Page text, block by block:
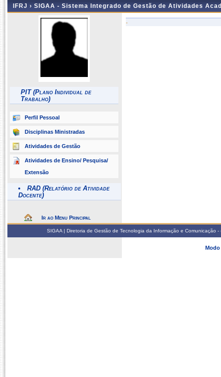
IFRJ › SIGAA - Sistema Integrado de Gestão de Atividades
PIT (Plano Individual de
Trabalho)
Perfil Pessoal
Disciplinas Ministradas
Atividades de Gestão
Atividades de Ensino/ Pesquisa/
Extensão
RAD (Relatório de Atividade
Docente)
Ir ao Menu Principal
-
SIGAA | Diretoria de Gestão de Tecnologia da Informação e
Modo